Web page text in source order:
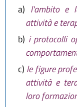
a) l'ambito e
attività e
b) i protocolli
c) le figure
attività e
loro